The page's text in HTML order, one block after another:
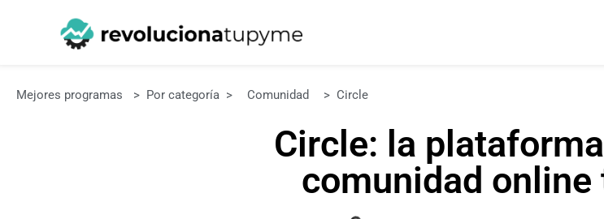
Mejores programas > Por categoría > Comunidad > Circle
Circle: la
comunidad online